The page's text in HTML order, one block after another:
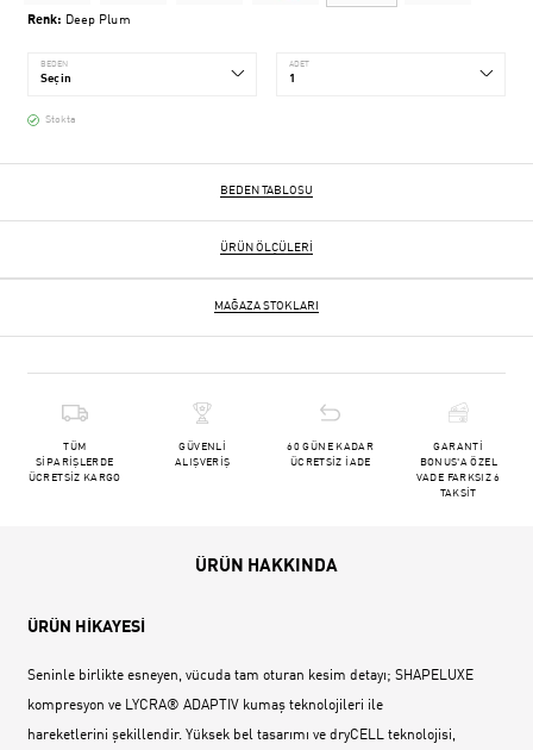
Renk: Deep Plum
BEDEN ADET
Stokta
BEDEN TABLOSU
ÜRÜN ÖLÇÜLERI
MAĞAZA STOKLARI
TÜM
SİPARİŞLERDE
ÜCRETSİZ KARGO
GÜVENLİ
ALIŞVERİŞ
60 GÜNE KADAR
ÜCRETSİZ İADE
GARANTİ
BONUS'A ÖZEL
VADE FARKSIZ 6
TAKSİT
ÜRÜN HAKKINDA
ÜRÜN HİKAYESİ
Seninle birlikte esneyen, vücuda tam oturan kesim detayı; SHAPELUXE
kompresyon ve LYCRA® ADAPTIV kumaş teknolojileri ile
hareketlerini şekillendir. Yüksek bel tasarımı ve dryCELL teknolojisi,